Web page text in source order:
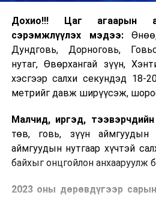
Дохио!!! Цаг агаарын
сэрэмжлүүлэх мэдээ:
Дундговь, Дорноговь,
нутаг, Өвөрхангай зүүн,
хэсгээр салхи секундэд 18-
метрийг давж ширүүсэж,
Малчид, иргэд, тээвэрчдийн
төв, говь, зүүн аймгуудын
аймгуудын нутгаар хүчтэй
байхыг онцгойлон анхааруулж
2023 оны дөрөвдүгээр